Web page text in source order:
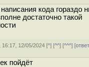
кода гораздо
достаточно такой
16:17, 12/05/2024 [^] [^^] [^^^] [
пойдёт